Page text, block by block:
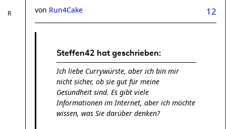
12
von Run4Cake
Steffen42 hat geschrieben:
Ich liebe Currywürste, aber ich bin mir
nicht sicher, ob sie gut für meine
Gesundheit sind. Es gibt viele
Informationen im Internet, aber ich möchte
wissen, was Sie darüber denken?